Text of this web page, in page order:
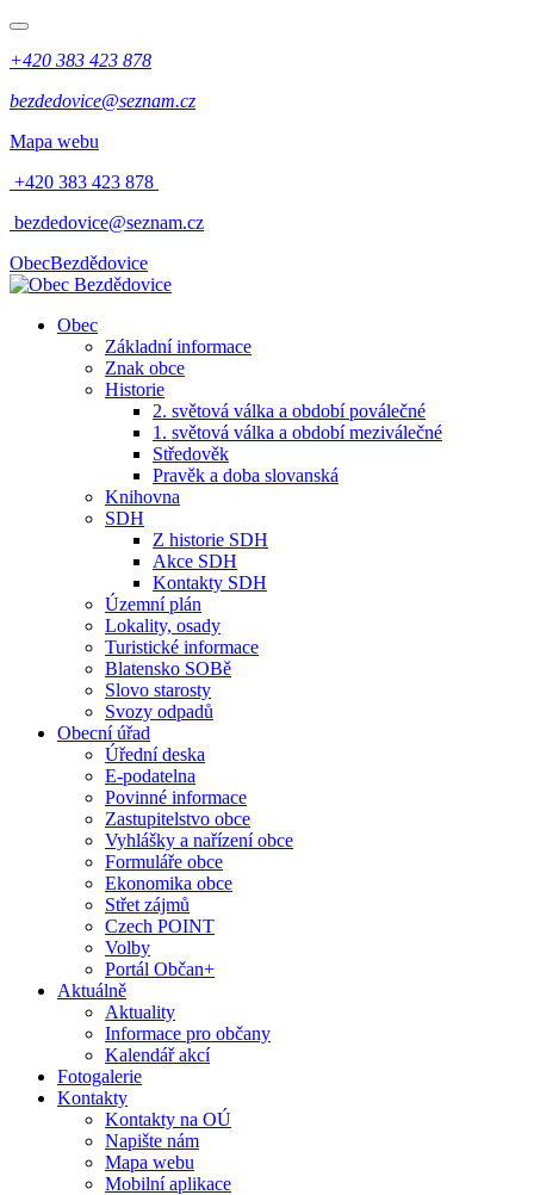
+420 383 423 878
bezdedovice@seznam.cz
Mapa webu
+420 383 423 878
bezdedovice@seznam.cz
ObecBezdědovice
Obec
Základní informace
Znak obce
Historie
2. světová válka a období poválečné
1. světová válka a období meziválečné
Středověk
Pravěk a doba slovanská
Knihovna
SDH
Z historie SDH
Akce SDH
Kontakty SDH
Územní plán
Lokality, osady
Turistické informace
Blatensko SOBě
Slovo starosty
Svozy odpadů
Obecní úřad
Úřední deska
E-podatelna
Povinné informace
Zastupitelstvo obce
Vyhlášky a nařízení obce
Formuláře obce
Ekonomika obce
Střet zájmů
Czech POINT
Volby
Portál Občan+
Aktuálně
Aktuality
Informace pro občany
Kalendář akcí
Fotogalerie
Kontakty
Kontakty na OÚ
Napište nám
Mapa webu
Mobilní aplikace